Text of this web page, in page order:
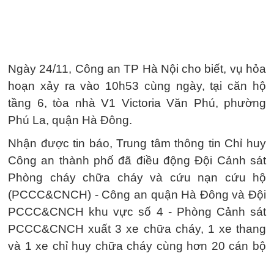
Ngày 24/11, Công an TP Hà Nội cho biết, vụ hỏa
hoạn xảy ra vào 10h53 cùng ngày, tại căn hộ
tầng 6, tòa nhà V1 Victoria Văn Phú, phường
Phú La, quận Hà Đông.
Nhận được tin báo, Trung tâm thông tin Chỉ huy
Công an thành phố đã điều động Đội Cảnh sát
Phòng cháy chữa cháy và cứu nạn cứu hộ
(PCCC&CNCH) - Công an quận Hà Đông và Đội
PCCC&CNCH khu vực số 4 - Phòng Cảnh sát
PCCC&CNCH xuất 3 xe chữa cháy, 1 xe thang
và 1 xe chỉ huy chữa cháy cùng hơn 20 cán bộ